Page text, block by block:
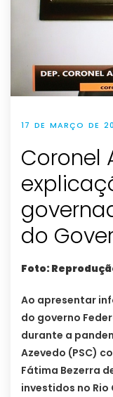
17 DE MARÇO DE
Coronel
do
Foto:
Ao apresentar
do governo
durante a
Azevedo (PSC)
Fátima Bezerra
investidos no Rio